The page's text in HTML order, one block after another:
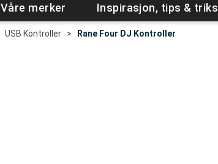
Våre merker Inspirasjon, tips & triks
USB Kontroller > Rane Four DJ Kontroller